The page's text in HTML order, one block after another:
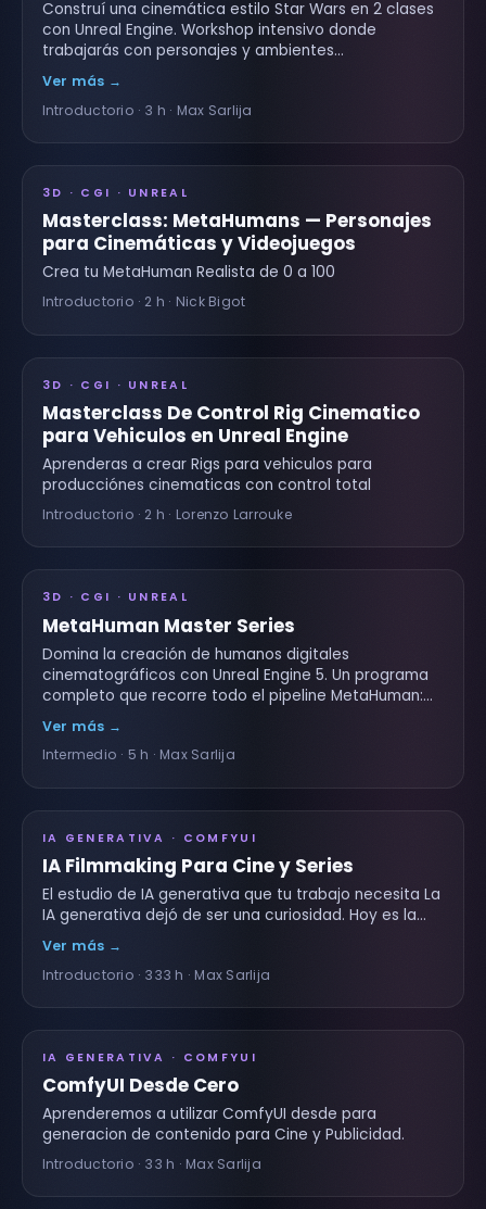
Construí una cinemática estilo Star Wars en 2 clases
con Unreal Engine. Workshop intensivo donde
trabajarás con personajes y ambientes…
Ver más →
Introductorio · 3 h · Max Sarlija
3D · CGI · UNREAL
Masterclass: MetaHumans — Personajes
para Cinemáticas y Videojuegos
Crea tu MetaHuman Realista de 0 a 100
Introductorio · 2 h · Nick Bigot
3D · CGI · UNREAL
Masterclass De Control Rig Cinematico
para Vehiculos en Unreal Engine
Aprenderas a crear Rigs para vehiculos para
producciónes cinematicas con control total
Introductorio · 2 h · Lorenzo Larrouke
3D · CGI · UNREAL
MetaHuman Master Series
Domina la creación de humanos digitales
cinematográficos con Unreal Engine 5. Un programa
completo que recorre todo el pipeline MetaHuman:…
Ver más →
Intermedio · 5 h · Max Sarlija
IA GENERATIVA · COMFYUI
IA Filmmaking Para Cine y Series
El estudio de IA generativa que tu trabajo necesita La
IA generativa dejó de ser una curiosidad. Hoy es la…
Ver más →
Introductorio · 333 h · Max Sarlija
IA GENERATIVA · COMFYUI
ComfyUI Desde Cero
Aprenderemos a utilizar ComfyUI desde para
generacion de contenido para Cine y Publicidad.
Introductorio · 33 h · Max Sarlija